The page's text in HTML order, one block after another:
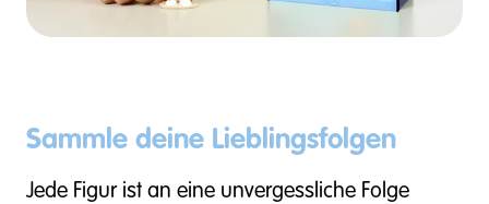
Sammle deine Lieblingsfolgen
Jede Figur ist an eine unvergessliche Folge